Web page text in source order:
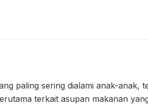
paling sering dialami anak-anak,
terkait asupan makanan